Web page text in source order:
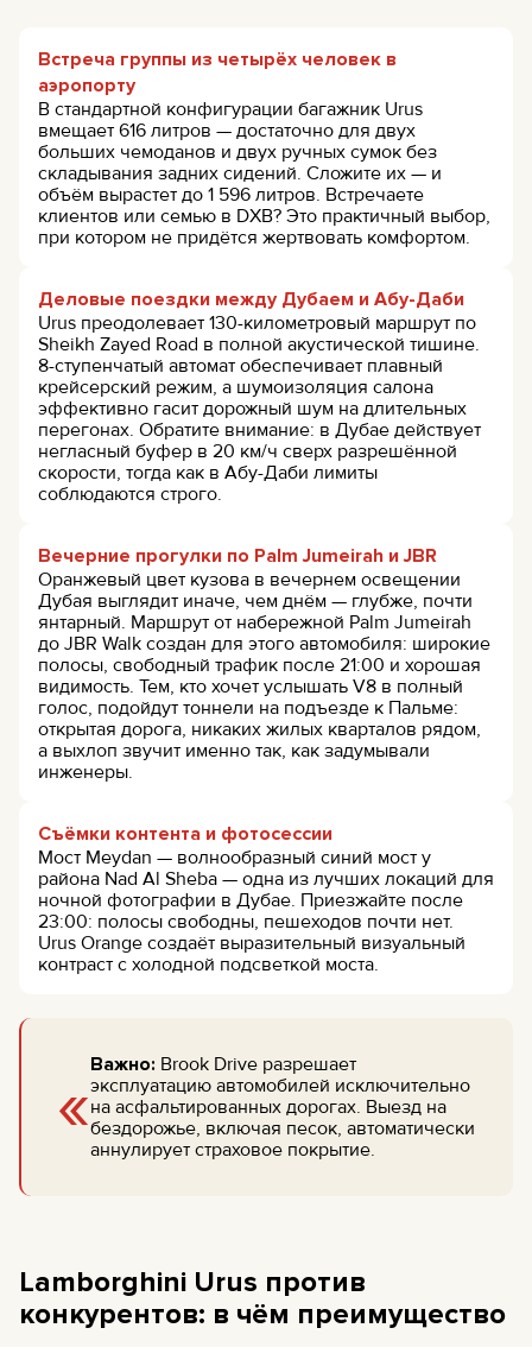
Встреча группы из четырёх человек в
аэропорту
В стандартной конфигурации багажник Urus
вмещает 616 литров — достаточно для двух
больших чемоданов и двух ручных сумок без
складывания задних сидений. Сложите их — и
объём вырастет до 1 596 литров. Встречаете
клиентов или семью в DXB? Это практичный выбор,
при котором не придётся жертвовать комфортом.
Деловые поездки между Дубаем и Абу-Даби
Urus преодолевает 130-километровый маршрут по
Sheikh Zayed Road в полной акустической тишине.
8-ступенчатый автомат обеспечивает плавный
крейсерский режим, а шумоизоляция салона
эффективно гасит дорожный шум на длительных
перегонах. Обратите внимание: в Дубае действует
негласный буфер в 20 км/ч сверх разрешённой
скорости, тогда как в Абу-Даби лимиты
соблюдаются строго.
Вечерние прогулки по Palm Jumeirah и JBR
Оранжевый цвет кузова в вечернем освещении
Дубая выглядит иначе, чем днём — глубже, почти
янтарный. Маршрут от набережной Palm Jumeirah
до JBR Walk создан для этого автомобиля: широкие
полосы, свободный трафик после 21:00 и хорошая
видимость. Тем, кто хочет услышать V8 в полный
голос, подойдут тоннели на подъезде к Пальме:
открытая дорога, никаких жилых кварталов рядом,
а выхлоп звучит именно так, как задумывали
инженеры.
Съёмки контента и фотосессии
Мост Meydan — волнообразный синий мост у
района Nad Al Sheba — одна из лучших локаций для
ночной фотографии в Дубае. Приезжайте после
23:00: полосы свободны, пешеходов почти нет.
Urus Orange создаёт выразительный визуальный
контраст с холодной подсветкой моста.
«Важно: Brook Drive разрешает
эксплуатацию автомобилей исключительно
на асфальтированных дорогах. Выезд на
бездорожье, включая песок, автоматически
аннулирует страховое покрытие.
Lamborghini Urus против
конкурентов: в чём преимущество